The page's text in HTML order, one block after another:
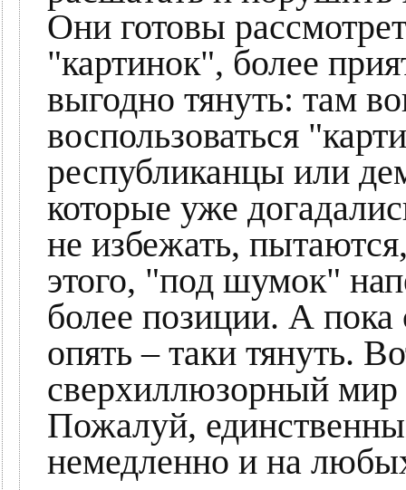
Они готовы
"картинок", более
выгодно тянуть: там
воспользоваться
республиканцы или
которые уже
не избежать,
этого, "под шумок"
более позиции. А пока
опять – таки тянуть.
сверхиллюзорный мир
Пожалуй,
немедленно и на